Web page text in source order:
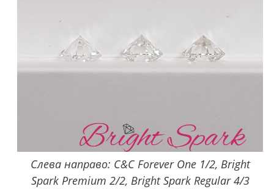
Слева направо: C&C Forever One 1/2, Bright
Spark Premium 2/2, Bright Spark Regular 4/3